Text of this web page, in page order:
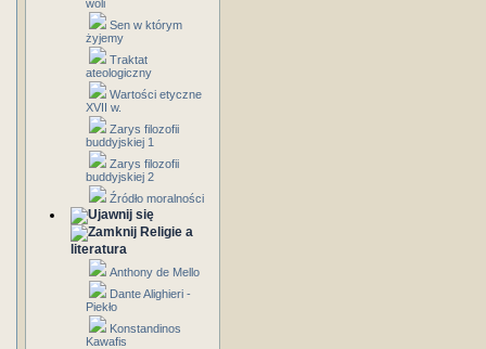
woli
Sen w którym
żyjemy
Traktat
ateologiczny
Wartości etyczne
XVII w.
Zarys filozofii
buddyjskiej 1
Zarys filozofii
buddyjskiej 2
Źródło moralności
Religie a
literatura
Anthony de Mello
Dante Alighieri -
Piekło
Konstandinos
Kawafis